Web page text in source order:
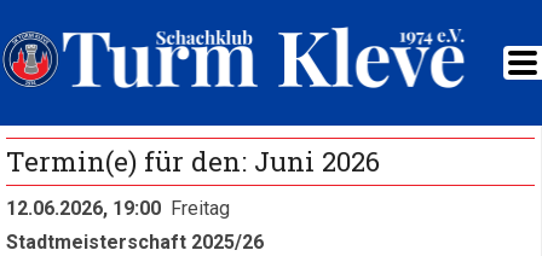
Termin(e) für den: Juni 2026
12.06.2026, 19:00 Freitag
Stadtmeisterschaft 2025/26